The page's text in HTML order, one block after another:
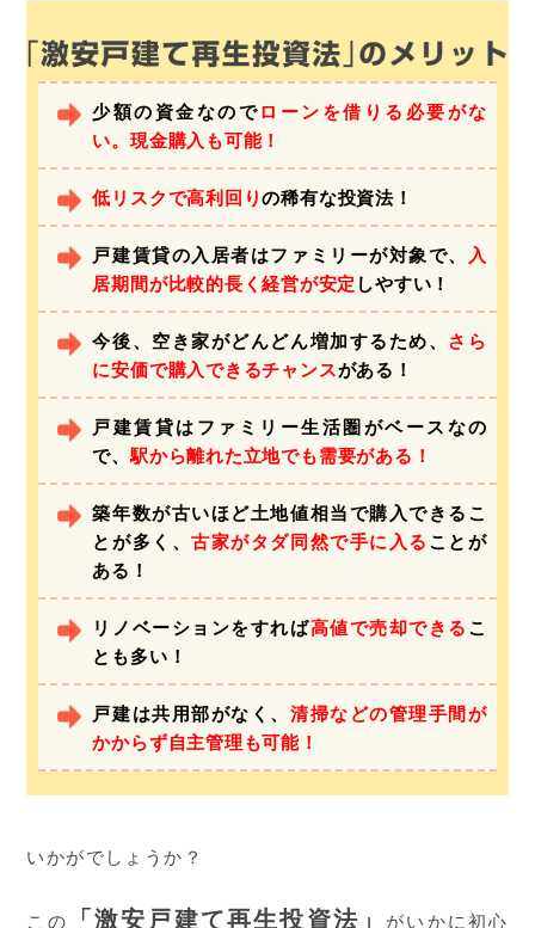
少額の資金なのでローンを借りる必要がな
い。現金購入も可能！
低リスクで高利回りの稀有な投資法！
戸建賃貸の入居者はファミリーが対象で、
入
居期間が比較的長く経営が安定 しやすい！
今後、空き家がどんどん増加するため、 さら
に安価で購入できるチャンスがある！
戸建賃貸はファミリー生活圏がベースなの
で、駅から離れた立地でも需要がある！
築年数が古いほど土地値相当で購入できるこ
とが多く、古家がタダ同然で手に入る ことが
ある！
リノベーションをすれば高値で売却できる こ
とも多い！
戸建は共用部がなく、清掃などの管理手間が
かからず自主管理も可能！
いかがでしょうか？
この 「激安戸建て再生投資法」 がいかに初心